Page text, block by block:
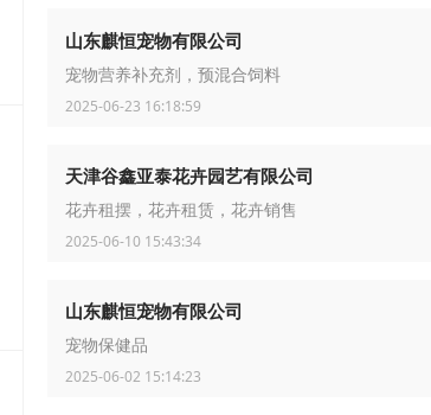
山东麒恒宠物有限公司
宠物营养补充剂，预混合饲料
2025-06-23 16:18:59
天津谷鑫亚泰花卉园艺有限公司
花卉租摆，花卉租赁，花卉销售
2025-06-10 15:43:34
山东麒恒宠物有限公司
宠物保健品
2025-06-02 15:14:23